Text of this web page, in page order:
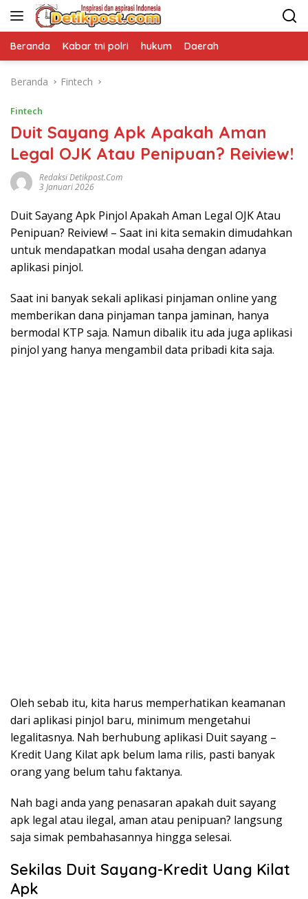
Langsung
Beranda Kabar tni polri hukum Daerah
Beranda Fintech
Fintech
Duit Sayang Apk Apakah Aman
Legal OJK Atau Penipuan? Reiview!
Redaksi Detikpost.com
3 Januari 2026
Duit Sayang Apk Pinjol Apakah Aman Legal OJK Atau
Penipuan? Reiview! – Saat ini kita semakin dimudahkan
untuk mendapatkan modal usaha dengan adanya
aplikasi pinjol.
Saat ini banyak sekali aplikasi pinjaman online yang
memberikan dana pinjaman tanpa jaminan, hanya
bermodal KTP saja. Namun dibalik itu ada juga aplikasi
pinjol yang hanya mengambil data pribadi kita saja.
Oleh sebab itu, kita harus memperhatikan keamanan
dari aplikasi pinjol baru, minimum mengetahui
legalitasnya. Nah berhubung aplikasi Duit sayang –
Kredit Uang Kilat apk belum lama rilis, pasti banyak
orang yang belum tahu faktanya.
Nah bagi anda yang penasaran apakah duit sayang
apk legal atau ilegal, aman atau penipuan? langsung
saja simak pembahasannya hingga selesai.
Sekilas Duit Sayang-Kredit Uang Kilat
Apk